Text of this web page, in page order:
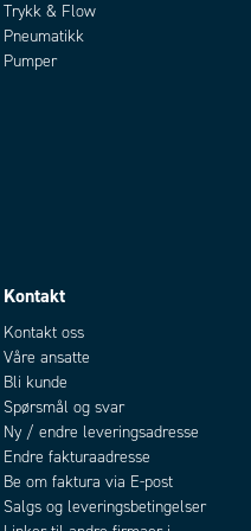
Kobber
Epoxy
60 °C
G1/4
G1/4
G1/4
10 bar
Elektrisk styrt
0,43 kg
Trykk & Flow
Pneumatikk
Pumper
Kontakt
Kontakt oss
Våre ansatte
Bli kunde
Spørsmål og svar
Ny / endre leveringsadresse
Endre fakturaadresse
Be om faktura via E-post
Salgs og leveringsbetingelser